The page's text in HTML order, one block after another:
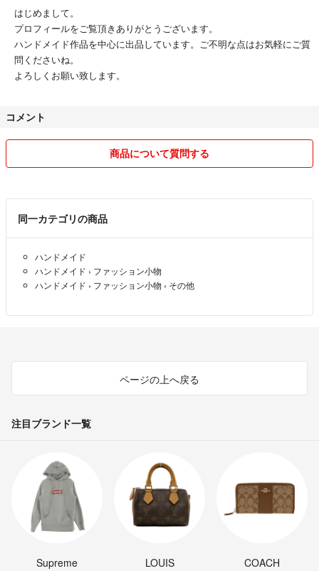
はじめまして。
プロフィールをご覧頂きありがとうございます。
ハンドメイド作品を中心に出品しています。ご不明な点はお気軽にご質
問くださいね。
よろしくお願い致します。
コメント
商品について質問する
同一カテゴリの商品
ハンドメイド
ハンドメイド › ファッション小物
ハンドメイド › ファッション小物 › その他
ページの上へ戻る
注目ブランド一覧
Supreme
LOUIS
COACH